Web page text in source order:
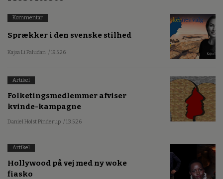
Kommentar
Sprækker i den svenske stilhed
Kajsa Li Paludan / 19.5.26
Artikel
Folketingsmedlemmer afviser
kvinde-kampagne
Daniel Holst Pinderup / 13.5.26
Artikel
Hollywood på vej med ny woke
fiasko